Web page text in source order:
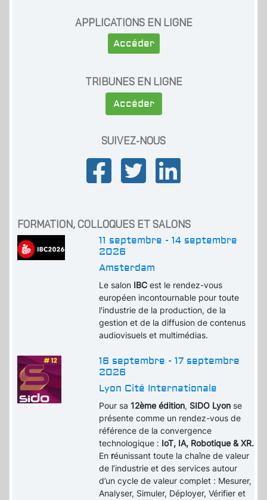
APPLICATIONS EN LIGNE
Accéder
TRIBUNES EN LIGNE
Accéder
SUIVEZ-NOUS
FORMATION, COLLOQUES ET SALONS
11 septembre - 14 septembre
2026
Amsterdam
Le salon IBCest le rendez-vous
européen incontournable pour toute
l'industrie de la production, de la
gestion et de la diffusion de contenus
audiovisuels et multimédias.
16 septembre - 17 septembre
2026
Lyon Cité Internationale
Pour sa12ème édition, SIDO Lyon se
présente comme un rendez-vous de
référence de la convergence
technologique : IoT, IA, Robotique & XR.
En réunissant toute la chaîne de valeur
de l’industrie et des services autour
d’un cycle de valeur complet : Mesurer,
Analyser, Simuler, Déployer, Vérifier et